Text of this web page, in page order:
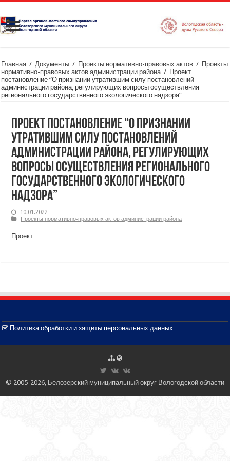
Главная / Документы / Проекты нормативно-правовых актов / Проекты
нормативно-правовых актов администрации района / Проект
постановление “О признании утратившим силу постановлений
администрации района, регулирующих вопросы осуществления
регионального государственного экологического надзора”
Проект постановление “О признании
утратившим силу постановлений
администрации района, регулирующих
вопросы осуществления регионального
государственного экологического
надзора”
10.01.2022
Проекты нормативно-правовых актов администрации района
Проект
Политика обработки и защиты персональных данных
© 2005-2026, Белозерский муниципальный округ Вологодской области